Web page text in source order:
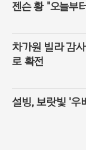
젠슨 황 "오늘부
차가원 빌라 감
로 확전
설빙, 보랏빛 '우